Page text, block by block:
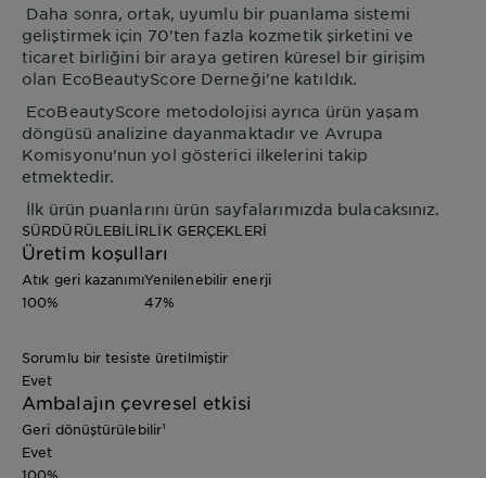
Daha sonra, ortak, uyumlu bir puanlama sistemi
geliştirmek için 70'ten fazla kozmetik şirketini ve
ticaret birliğini bir araya getiren küresel bir girişim
olan EcoBeautyScore Derneği'ne katıldık.
EcoBeautyScore metodolojisi ayrıca ürün yaşam
döngüsü analizine dayanmaktadır ve Avrupa
Komisyonu'nun yol gösterici ilkelerini takip
etmektedir.
İlk ürün puanlarını ürün sayfalarımızda bulacaksınız.
SÜRDÜRÜLEBİLİRLİK GERÇEKLERİ
Üretim koşulları
Atık geri kazanımı
100%
Yenilenebilir enerji
47%
Sorumlu bir tesiste üretilmiştir
Evet
Ambalajın çevresel etkisi
Geri dönüştürülebilir¹
Evet